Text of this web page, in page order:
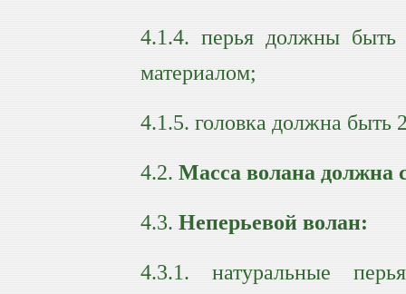
4.1.4. перья должны быть
материалом;
4.1.5. головка должна быть
4.2. Масса волана должна
4.3. Неперьевой волан:
4.3.1. натуральные